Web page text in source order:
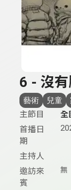
6 - 沒
藝術 兒童
主節目
全
首播日
期
主持人
邀訪來
賓
無